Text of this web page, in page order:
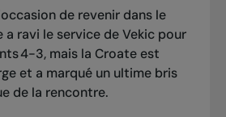
de revenir dans le
a ravi le service de Vekic pour
4-3, mais la Croate est
et a marqué un ultime bris
de la rencontre.